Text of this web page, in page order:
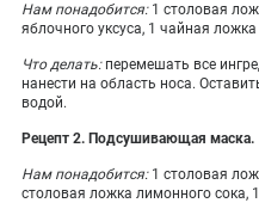
Нам понадобится:1 столовая
яблочного уксуса, 1 чайная
Что делать:перемешать все
нанести на область носа.
водой.
Рецепт 2. Подсушивающая маска.
Нам понадобится:1 столовая
столовая ложка лимонного сока,